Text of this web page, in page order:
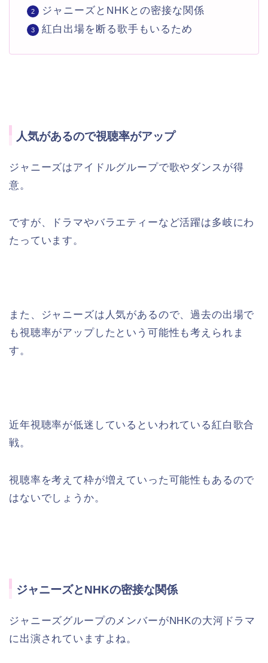
ジャニーズとNHKとの密接な関係
紅白出場を断る歌手もいるため
人気があるので視聴率がアップ
ジャニーズはアイドルグループで歌やダンスが得
意。
ですが、ドラマやバラエティーなど活躍は多岐にわ
たっています。
また、ジャニーズは人気があるので、過去の出場で
も視聴率がアップしたという可能性も考えられま
す。
近年視聴率が低迷しているといわれている紅白歌合
戦。
視聴率を考えて枠が増えていった可能性もあるので
はないでしょうか。
ジャニーズとNHKの密接な関係
ジャニーズグループのメンバーがNHKの大河ドラマ
に出演されていますよね。